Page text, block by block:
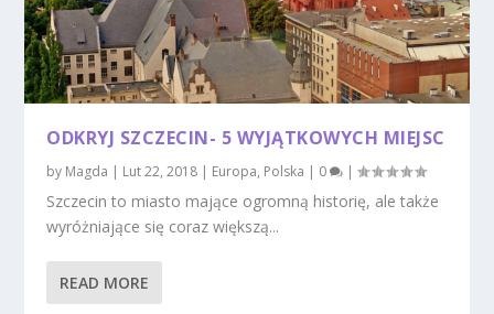
ODKRYJ SZCZECIN- 5 WYJĄTKOWYCH MIEJSC
by Magda | Lut 22, 2018 | Europa, Polska | 0 |
Szczecin to miasto mające ogromną historię, ale także
wyróżniające się coraz większą...
READ MORE